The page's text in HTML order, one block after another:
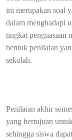
ini merupakan soal
dalam menghadapi
tingkat penguasaan
bentuk penilaian
sekolah.
Penilaian akhir
yang bertujuan
sehingga siswa